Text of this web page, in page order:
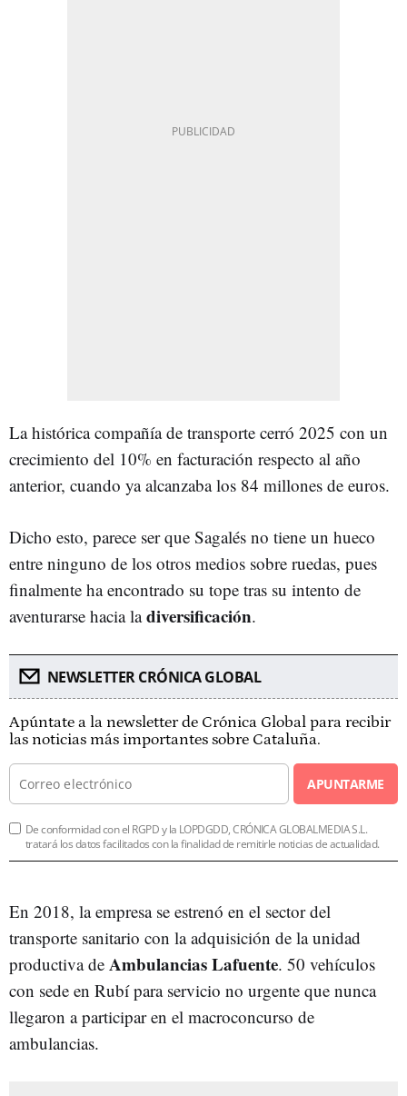
La histórica compañía de transporte cerró 2025 con un
crecimiento del 10% en facturación respecto al año
anterior, cuando ya alcanzaba los 84 millones de euros.
Dicho esto, parece ser que Sagalés no tiene un hueco
entre ninguno de los otros medios sobre ruedas, pues
finalmente ha encontrado su tope tras su intento de
aventurarse hacia ladiversificación.
NEWSLETTER CRÓNICA GLOBAL
Apúntate a la newsletter de Crónica Global para recibir
las noticias más importantes sobre Cataluña.
APUNTARME
De conformidad con el RGPD y la LOPDGDD, CRÓNICA GLOBALMEDIA S.L.
tratará los datos facilitados con la finalidad de remitirle noticias de actualidad.
En 2018, la empresa se estrenó en el sector del
transporte sanitario con la adquisición de la unidad
productiva de Ambulancias Lafuente. 50 vehículos
con sede en Rubí para servicio no urgente que nunca
llegaron a participar en el macroconcurso de
ambulancias.